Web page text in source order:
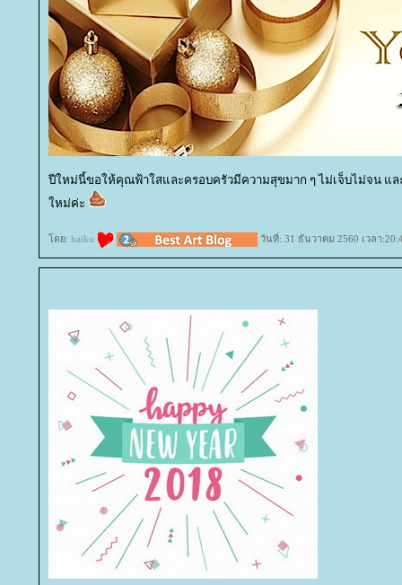
ปีใหม่นี้ขอให้คุณฟ้าใสและครอบครัวมีความสุขมาก ๆ ไม่เจ็บไม่จน แ
หม่ค่ะ
ดย: haiku วันที่: 31 ธันวาคม 2560 เวลา